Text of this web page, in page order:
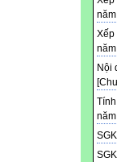
Xếp
Nội